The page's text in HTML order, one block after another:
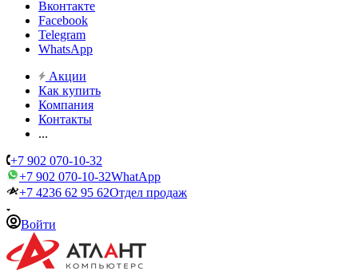
Вконтакте
Facebook
Telegram
WhatsApp
Акции
Как купить
Компания
Контакты
...
+7 902 070-10-32
+7 902 070-10-32WhatApp
+7 4236 62 95 62Отдел продаж
Войти